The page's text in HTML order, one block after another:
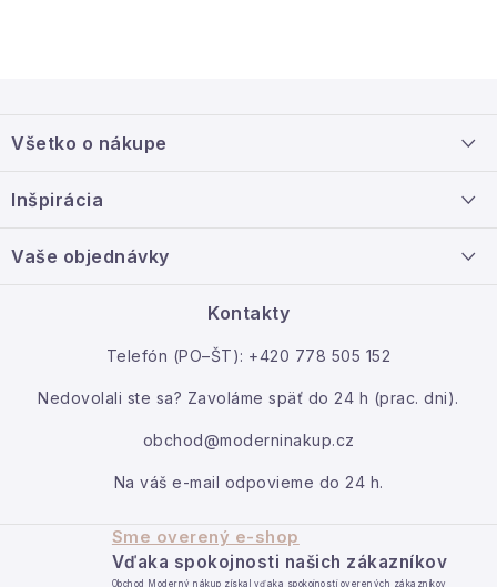
p
ä
Všetko o nákupe
Veľkoobchodná spolupráca
Inšpirácia
Vaše objednávky
Kontakty
Telefón (PO–ŠT): +420 778 505 152
Nedovolali ste sa? Zavoláme späť do 24 h (prac. dni).
obchod@moderninakup.cz
Na váš e-mail odpovieme do 24 h.
Sme overený e-shop
Vďaka spokojnosti našich zákazníkov
Obchod Moderný nákup získal vďaka spokojnosti overených zákazníkov